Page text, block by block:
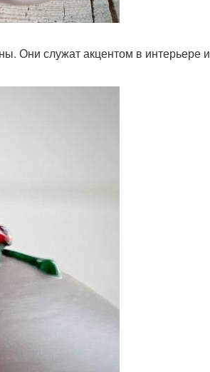
Они служат акцентом в интерьере и